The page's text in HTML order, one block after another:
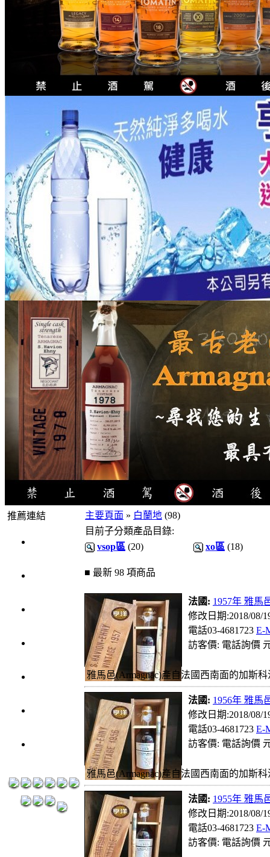
推薦連結 主要頁面 » 白蘭地 (98)
目前子分類產品目錄:
vsop區 (20) xo區 (18)
■ 最新 98 項商品
法國: 1957年 雅馬
修改日期:2018/08/
電話03-4681723 E-
訪客價: 電話詢價
雅馬邑(Armagnac)產自法國西南面的加斯
法國: 1956年 雅馬
修改日期:2018/08/
電話03-4681723 E-
訪客價: 電話詢價
雅馬邑(Armagnac)產自法國西南面的加斯
法國: 1955年 雅馬
修改日期:2018/08/
電話03-4681723 E-
訪客價: 電話詢價